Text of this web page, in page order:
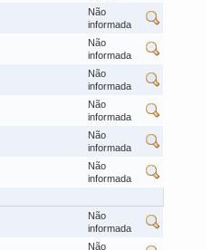
Não
informada
Não
informada
Não
informada
Não
informada
Não
informada
Não
informada
Não
informada
Não